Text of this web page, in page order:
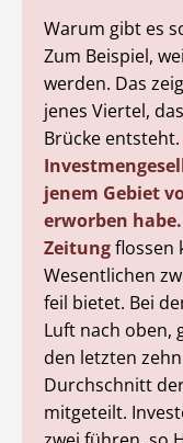
Warum gibt es
Zum Beispiel,
werden. Das
jenes Viertel,
Brücke entsteht.
jenem Gebiet
erworben habe.
Zeitungflossen
Wesentlichen
feil bietet. Bei
Luft nach oben,
den letzten
Durchschnitt
mitgeteilt.